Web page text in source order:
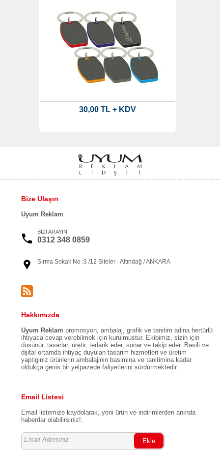
30,00 TL + KDV
Bize Ulaşın
Uyum Reklam
BİZİ ARAYIN
0312 348 0859
Sırma Sokak No :3 /12 Siteler - Altındağ / ANKARA
Hakkımızda
Uyum Reklam promosyon, ambalaj, grafik ve tanitim adina hertürlü
ihtiyaca cevap verebilmek için kurulmustur. Ekibimiz, sizin için
düsünür, tasarlar, üretir, tedarik eder, sunar ve takip eder. Basili ve
dijital ortamda ihtiyaç duyulan tasarim hizmetleri ve üretim
yaptiginiz ürünlerin ambalajinin basimina ve tanitimina kadar
oldukça genis bir yelpazede faliyetlerini sürdürmektedir.
Email Listesi
Email listemize kaydolarak, yeni ürün ve indirimlerden anında
haberdar olabilirsiniz!.
Ekle